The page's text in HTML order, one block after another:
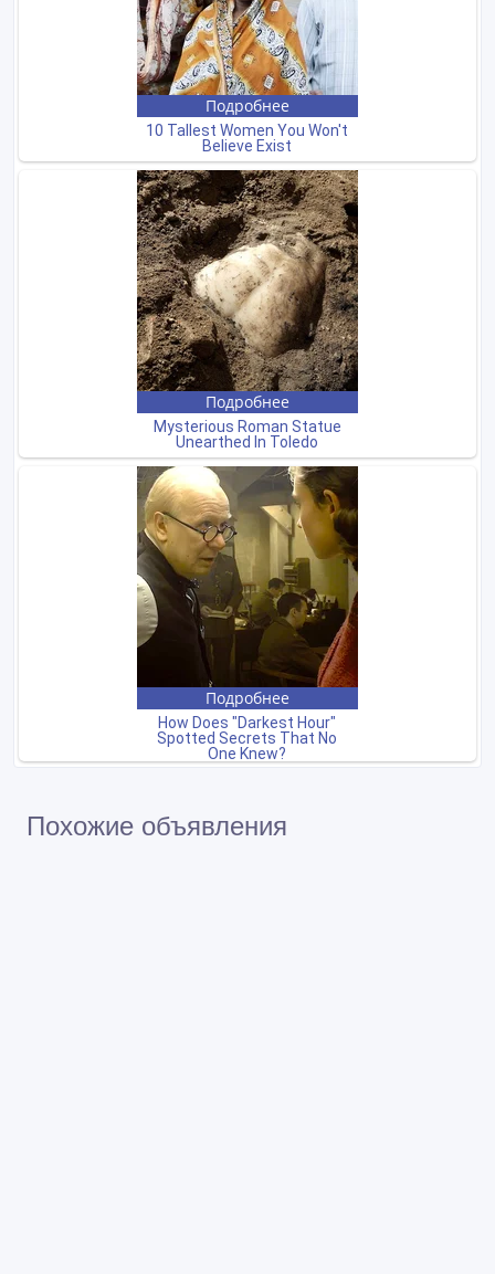
Похожие объявления